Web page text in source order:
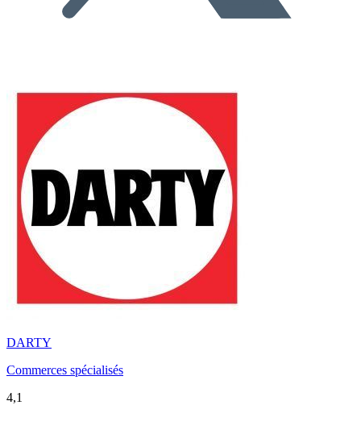
DARTY
Commerces spécialisés
4,1